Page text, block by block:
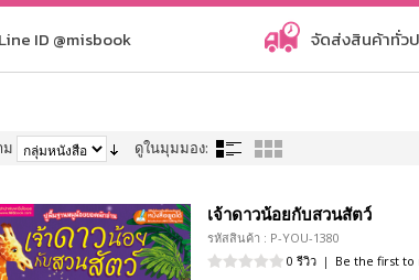
Line ID @misbook จัดส่งสินค้าทั่วป
ม ดูในมุมมอง:
เจ้าดาวน้อยกับสวนสัตว์
รหัสสินค้า : P-YOU-1380
0 รีวิว | Be the first to